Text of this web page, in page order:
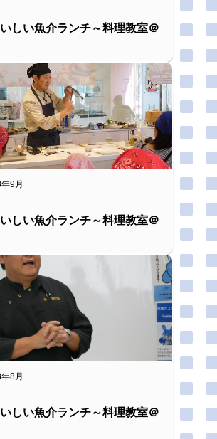
しい魚介ランチ～料理教室＠
9月
しい魚介ランチ～料理教室＠
8月
しい魚介ランチ～料理教室＠